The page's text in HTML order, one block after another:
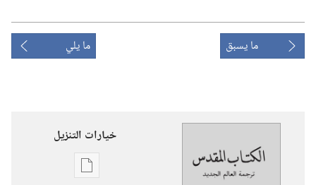
ما يسبق ما يلي
خيارات التنزيل
خيارات